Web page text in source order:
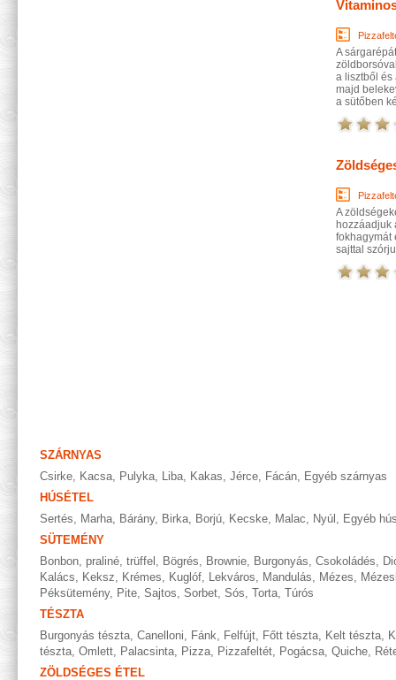
A
a lisztből és
majd
a sütőben
A
hozzáadjuk
fokhagymát
sajttal
SZÁRNYAS
Csirke, Kacsa, Pulyka, Liba, Kakas, Jérce, Fácán, Egyéb szárnyas
HÚSÉTEL
Sertés, Marha, Bárány, Birka, Borjú, Kecske, Malac, Nyúl , Egyéb
SÜTEMÉNY
Bonbon, praliné, trüffel , Bögrés, Brownie, Burgonyás, Csokoládés,
Kalács, Keksz, Krémes, Kuglóf, Lekváros, Mandulás, Mézes,
Péksütemény, Pite, Sajtos, Sorbet, Sós, Torta, Túrós
TÉSZTA
Burgonyás tészta, Canelloni, Fánk, Felfújt, Főtt tészta, Kelt tészta,
tészta, Omlett, Palacsinta, Pizza, Pizzafeltét, Pogácsa, Quiche,
ZÖLDSÉGES ÉTEL